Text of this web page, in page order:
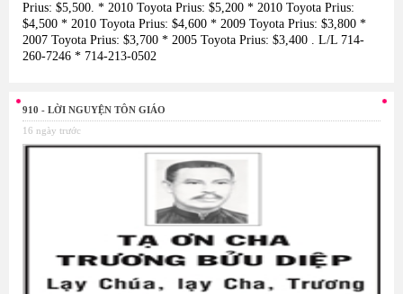
Prius: $5,500. * 2010 Toyota Prius: $5,200 * 2010 Toyota Prius:
$4,500 * 2010 Toyota Prius: $4,600 * 2009 Toyota Prius: $3,800 *
2007 Toyota Prius: $3,700 * 2005 Toyota Prius: $3,400 . L/L 714-
260-7246 * 714-213-0502
910 - LỜI NGUYỆN TÔN GIÁO
16 ngày trước